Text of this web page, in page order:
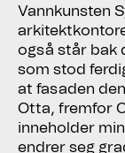
Vannkunsten
også står bak
som stod
at fasaden
Otta, fremfor
inneholder
endrer seg